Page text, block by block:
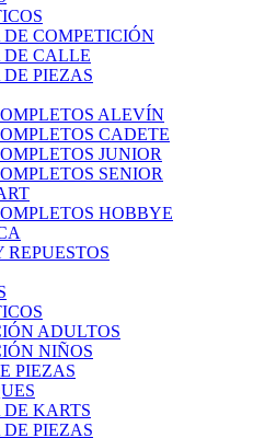
DE COMPETICIÓN
DE CALLE
PIEZAS
ALEVÍN
CADETE
JUNIOR
SENIOR
HOBBYE
REPUESTOS
ADULTOS
NIÑOS
PIEZAS
DE KARTS
PIEZAS